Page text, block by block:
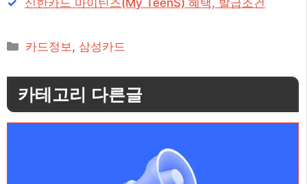
카
고
리
카드정보 , 삼성카드
카테고리 다른글